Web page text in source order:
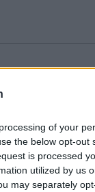
of your
the below opt-out
is processed
utilized by us
may separately